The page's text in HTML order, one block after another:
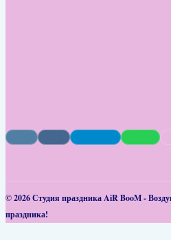
© 2026 Студия праздника AiR BooM -
праздника!